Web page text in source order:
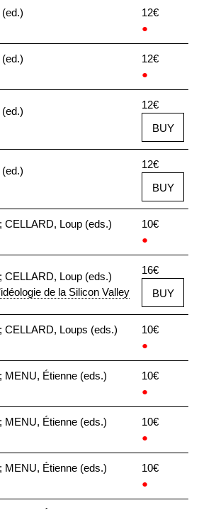
12€
●
12€
●
12€
BUY
12€
BUY
CELLARD, Loup (eds.)
10€
●
CELLARD, Loup (eds.)
de la Silicon Valley
16€
BUY
CELLARD, Loups (eds.)
10€
●
MENU, Étienne (eds.)
10€
●
MENU, Étienne (eds.)
10€
●
MENU, Étienne (eds.)
10€
●